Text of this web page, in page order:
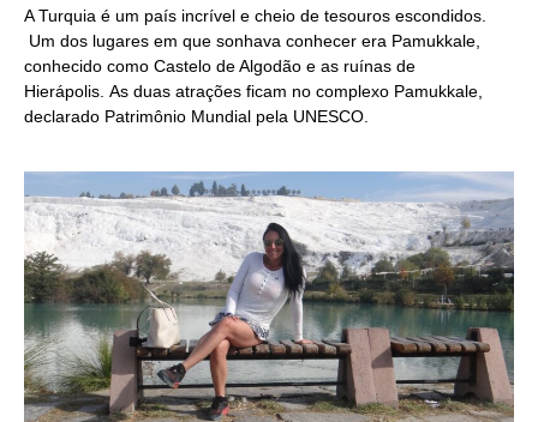
A Turquia é um país incrível e cheio de tesouros escondidos.
Um dos lugares em que sonhava conhecer era Pamukkale,
conhecido como Castelo de Algodão e as ruínas de
Hierápolis. As duas atrações ficam no complexo Pamukkale,
declarado Patrimônio Mundial pela UNESCO.